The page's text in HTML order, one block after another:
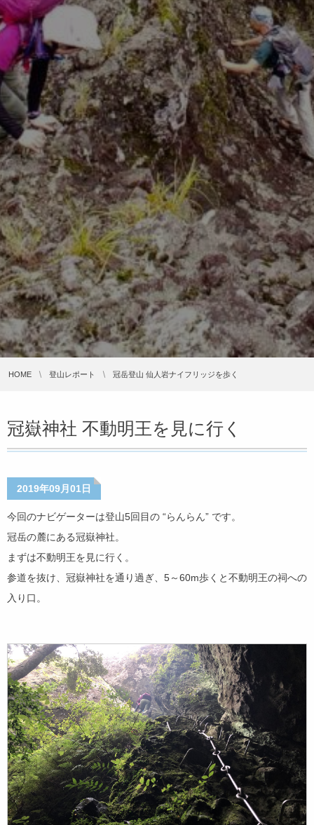
HOME 登山レポート 冠岳登山 仙人岩ナイフリッジを歩く
冠嶽神社 不動明王を見に行く
2019年09月01日
今回のナビゲーターは登山5回目の “らんらん” です。
冠岳の麓にある冠嶽神社。
まずは不動明王を見に行く。
参道を抜け、冠嶽神社を通り過ぎ、5～60m歩くと不動明王の祠への
入り口。